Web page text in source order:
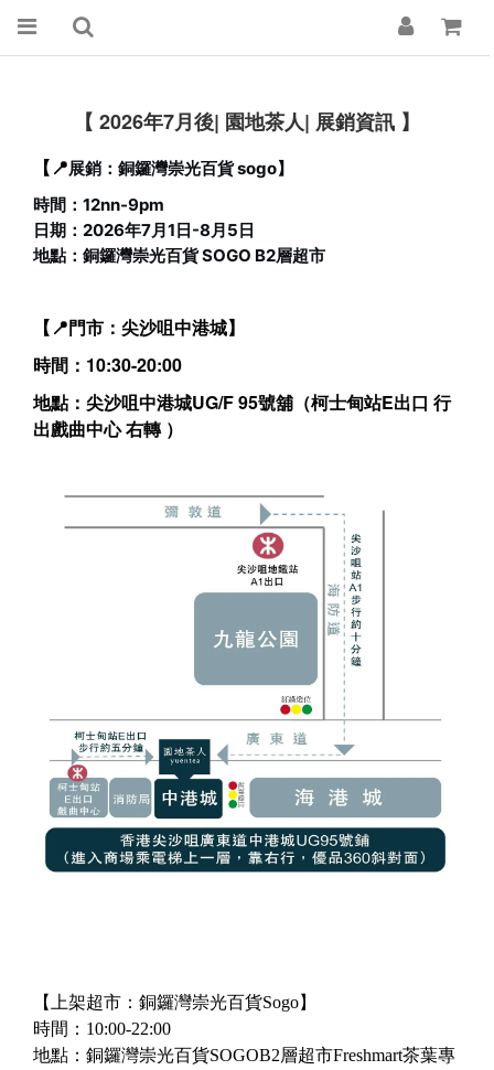
【 2026年7月後| 園地茶人| 展銷資訊 】
【📍展銷：銅鑼灣崇光百貨 sogo】
時間：12nn-9pm
日期：2026年7月1日-8月5日
地點：銅鑼灣崇光百貨 SOGO B2層超市
【📍門市：尖沙咀中港城】
時間：10:30-20:00
地點：尖沙咀中港城UG/F 95號舖（柯士甸站E出口 行
出戲曲中心 右轉 ）
【上架超市：銅鑼灣崇光百貨Sogo】
時間：10:00-22:00
地點：銅鑼灣崇光百貨SOGOB2層超市Freshmart茶葉專